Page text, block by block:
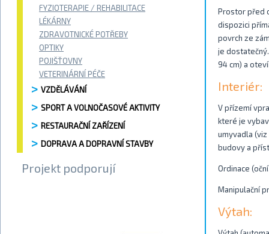
FYZIOTERAPIE / REHABILITACE
LÉKÁRNY
ZDRAVOTNICKÉ POTŘEBY
OPTIKY
POJIŠŤOVNY
VETERINÁRNÍ PÉČE
VZDĚLÁVÁNÍ
SPORT A VOLNOČASOVÉ AKTIVITY
RESTAURAČNÍ ZAŘÍZENÍ
DOPRAVA A DOPRAVNÍ STAVBY
Projekt podporují
Prostor před
dispozici
povrch ze
je
94 cm) a
Interiér:
V přízemí
které je
umyvadla (viz
budovy a
Ordinace
Manipulační
Výtah: